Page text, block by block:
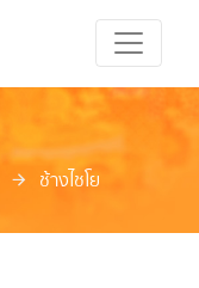
ช้างไชโย